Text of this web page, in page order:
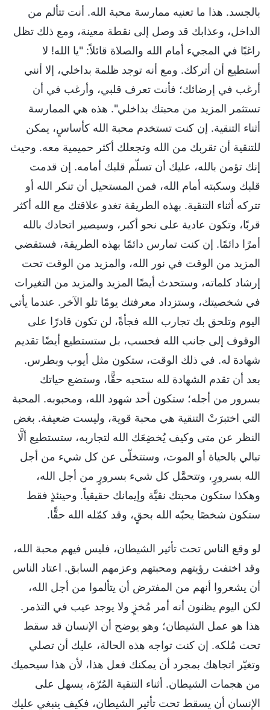
بالجسد. هذا ما تعنيه ممارسة محبة الله. أنت تتألم من
الداخل، وعذابك قد وصل إلى نقطة معينة، ومع ذلك تظل
راغبًا في المجيء أمام الله والصلاة قائلاً: "يا الله! لا
أستطيع أن أتركك. ومع أنه توجد ظلمة بداخلي، إلا أنني
أرغب في إرضائك؛ فأنت تعرف قلبي، وأرغب في أن
تستثمر المزيد من محبتك بداخلي". هذه هي الممارسة
أثناء التنقية. إن كنت تستخدم محبة الله كأساسٍ، يمكن
للتنقية أن تقربك من الله وتجعلك أكثر حميمية معه. وحيث
إنك تؤمن بالله، عليك أن تسلّم قلبك أمامه. إن قدمت
قلبك وسكبته أمام الله، فمن المستحيل أن تنكر الله أو
تتركه أثناء التنقية. بهذه الطريقة تغدو علاقتك مع الله أكثر
قربًا، وتكون عادية على نحو أكبر، وسيصير اتحادك بالله
أمرًا دائمًا. إن كنت تمارس دائمًا بهذه الطريقة، فستقضي
المزيد من الوقت في نور الله، والمزيد من الوقت تحت
إرشاد كلماته، وستحدث أيضًا المزيد والمزيد من التغيرات
في شخصيتك، وستزداد معرفتك يومًا تلو الآخر. عندما يأتي
اليوم وتلحق بك تجارب الله فجأةً، لن تكون قادرًا على
الوقوف إلى جانب الله فحسب، بل ستستطيع أيضًا تقديم
شهادة له. في ذلك الوقت، ستكون مثل أيوب وبطرس.
بعد أن تقدم الشهادة لله ستحبه حقًّا، وستضع حياتك
بسرور من أجله؛ ستكون أحد شهود الله، ومحبوبه. المحبة
التي اختبرَتْ التنقية هي محبة قوية، وليست ضعيفة. بغض
النظر عن متى وكيف يُخضِعَك الله لتجاربه، ستستطيع ألَّا
تبالي بالحياة أو الموت، وستتخلّى عن كل شيء من أجل
الله بسرورٍ، وتتحمَّل كل شيء بسرورٍ من أجل الله،
وهكذا ستكون محبتك نقيَّة وإيمانك حقيقياً. وحينئذٍ فقط
ستكون شخصًا يحبّه الله بحقٍ، وقد كمّله الله حقًّا.
لو وقع الناس تحت تأثير الشيطان، فليس فيهم محبة الله،
وقد اختفت رؤيتهم ومحبتهم وعزمهم السابق. اعتاد الناس
أن يشعروا أنهم من المفترض أن يتألموا من أجل الله،
لكن اليوم يظنون أنه أمر مُخزٍ ولا يوجد عيب في التذمر.
هذا هو عمل الشيطان؛ وهو يوضح أن الإنسان قد سقط
تحت مُلكه. إن كنت تواجه هذه الحالة، عليك أن تصلي
وتغيّر اتجاهك بمجرد أن يمكنك فعل هذا، لأن هذا سيحميك
من هجمات الشيطان. أثناء التنقية المُرّة، يسهل على
الإنسان أن يسقط تحت تأثير الشيطان، فكيف ينبغي عليك